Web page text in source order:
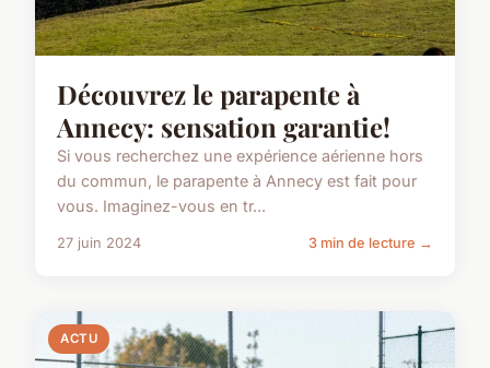
Découvrez le parapente à
Annecy: sensation garantie!
Si vous recherchez une expérience aérienne hors
du commun, le parapente à Annecy est fait pour
vous. Imaginez-vous en tr...
27 juin 2024 3 min de lecture →
ACTU